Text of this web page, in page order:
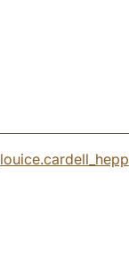
louice.cardell_hepp